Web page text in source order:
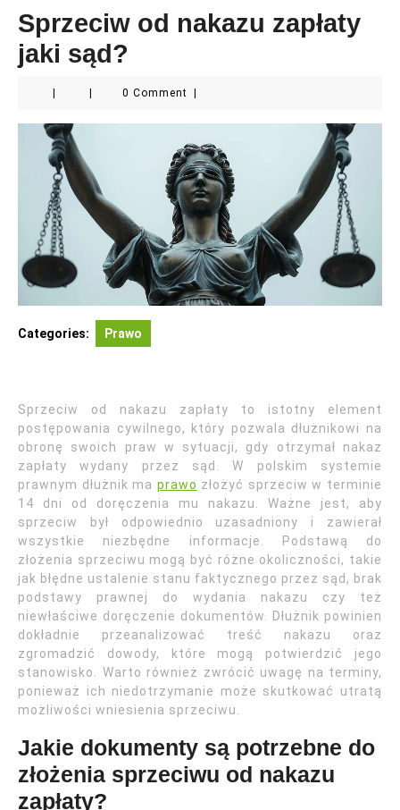
Sprzeciw od nakazu zapłaty
jaki sąd?
0 Comment
Categories: Prawo
Sprzeciw od nakazu zapłaty to istotny element
postępowania cywilnego, który pozwala dłużnikowi na
obronę swoich praw w sytuacji, gdy otrzymał nakaz
zapłaty wydany przez sąd. W polskim systemie
prawnym dłużnik ma prawo złożyć sprzeciw w terminie
14 dni od doręczenia mu nakazu. Ważne jest, aby
sprzeciw był odpowiednio uzasadniony i zawierał
wszystkie niezbędne informacje. Podstawą do
złożenia sprzeciwu mogą być różne okoliczności, takie
jak błędne ustalenie stanu faktycznego przez sąd, brak
podstawy prawnej do wydania nakazu czy też
niewłaściwe doręczenie dokumentów. Dłużnik powinien
dokładnie przeanalizować treść nakazu oraz
zgromadzić dowody, które mogą potwierdzić jego
stanowisko. Warto również zwrócić uwagę na terminy,
ponieważ ich niedotrzymanie może skutkować utratą
możliwości wniesienia sprzeciwu.
Jakie dokumenty są potrzebne do
złożenia sprzeciwu od nakazu
zapłaty?